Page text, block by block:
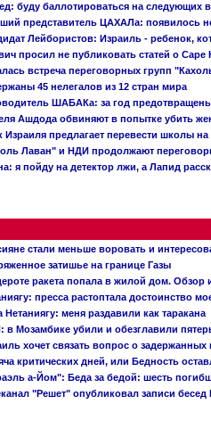
буду баллотироваться на следующих
представитель ЦАХАЛа: появилось
Лейбористов: Израиль - ребенок,
просил не публиковать статей о Саре
встреча переговорных групп
45 нелегалов из 12 стран мира
ШАБАКа: за год предотвращены
Ашдода обвиняют в попытке убить
Израиля предлагает перевести школы
Лаван" и НДИ продолжают
я пойду на детектор лжи, а Лапид
стали меньше воровать и
затишье на границе Газы
ракета попала в жилой дом.
пресса растоптала достоинство
Нетаниягу: меня раздавили как таракана
в Мозамбике убили и обезглавили
хочет связать вопрос о
критических дней, или Бедность
а-Йом": Беда за бедой: шесть
"Решет" опубликовал записи бесед